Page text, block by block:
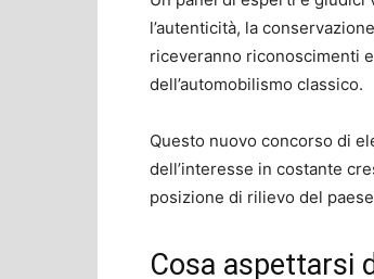
l’autenticità, la
riceveranno riconoscimenti
dell’automobilismo classico.
Questo nuovo concorso di
dell’interesse in costante
posizione di rilievo del
Cosa aspettarsi